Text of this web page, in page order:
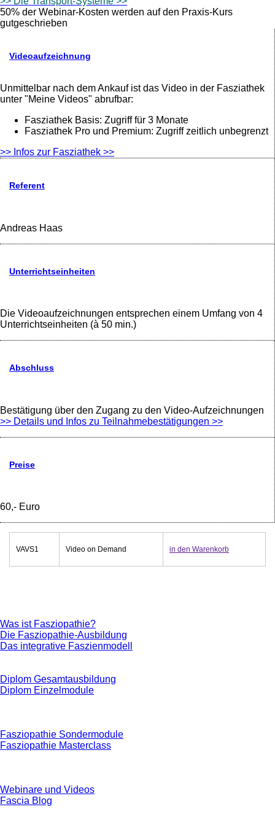
50% der Webinar-Kosten werden auf den Praxis-Kurs
gutgeschrieben
Videoaufzeichnung
Unmittelbar nach dem Ankauf ist das Video in der Fasziathek
unter "Meine Videos" abrufbar:
Fasziathek Basis: Zugriff für 3 Monate
Fasziathek Pro und Premium: Zugriff zeitlich unbegrenzt
>> Infos zur Fasziathek >>
Referent
Andreas Haas
Unterrichtseinheiten
Die Videoaufzeichnungen entsprechen einem Umfang von 4
Unterrichtseinheiten (à 50 min.)
Abschluss
Bestätigung über den Zugang zu den Video-Aufzeichnungen
>> Details und Infos zu Teilnahmebestätigungen >>
Preise
60,- Euro
VAVS1 Video on Demand in den Warenkorb
Was ist Fasziopathie?
Die Fasziopathie-Ausbildung
Das integrative Faszienmodell
Diplom Gesamtausbildung
Diplom Einzelmodule
Fasziopathie Sondermodule
Fasziopathie Masterclass
Webinare und Videos
Fascia Blog